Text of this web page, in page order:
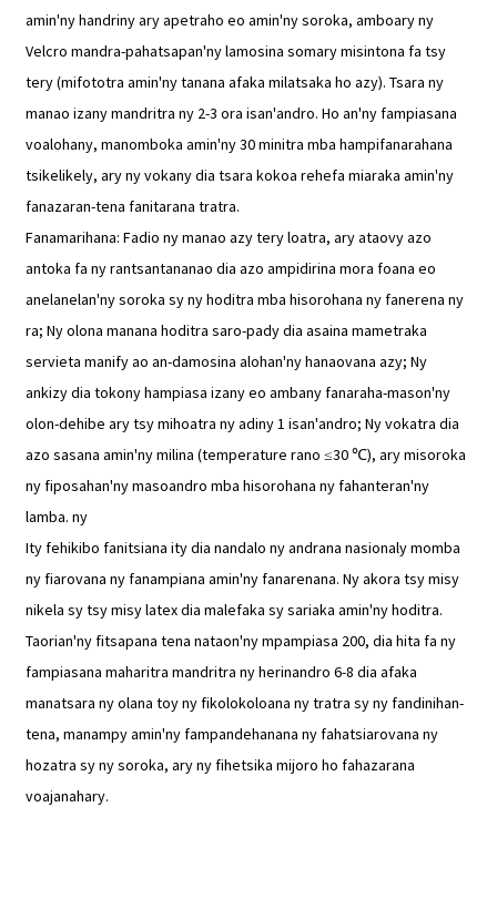
amin'ny handriny ary apetraho eo amin'ny soroka, amboary ny
Velcro mandra-pahatsapan'ny lamosina somary misintona fa tsy
tery (mifototra amin'ny tanana afaka milatsaka ho azy). Tsara ny
manao izany mandritra ny 2-3 ora isan'andro. Ho an'ny fampiasana
voalohany, manomboka amin'ny 30 minitra mba hampifanarahana
tsikelikely, ary ny vokany dia tsara kokoa rehefa miaraka amin'ny
fanazaran-tena fanitarana tratra.
Fanamarihana: Fadio ny manao azy tery loatra, ary ataovy azo
antoka fa ny rantsantananao dia azo ampidirina mora foana eo
anelanelan'ny soroka sy ny hoditra mba hisorohana ny fanerena ny
ra; Ny olona manana hoditra saro-pady dia asaina mametraka
servieta manify ao an-damosina alohan'ny hanaovana azy; Ny
ankizy dia tokony hampiasa izany eo ambany fanaraha-mason'ny
olon-dehibe ary tsy mihoatra ny adiny 1 isan'andro; Ny vokatra dia
azo sasana amin'ny milina (temperature rano ≤30 ℃), ary misoroka
ny fiposahan'ny masoandro mba hisorohana ny fahanteran'ny
lamba. ny
Ity fehikibo fanitsiana ity dia nandalo ny andrana nasionaly momba
ny fiarovana ny fanampiana amin'ny fanarenana. Ny akora tsy misy
nikela sy tsy misy latex dia malefaka sy sariaka amin'ny hoditra.
Taorian'ny fitsapana tena nataon'ny mpampiasa 200, dia hita fa ny
fampiasana maharitra mandritra ny herinandro 6-8 dia afaka
manatsara ny olana toy ny fikolokoloana ny tratra sy ny fandinihan-
tena, manampy amin'ny fampandehanana ny fahatsiarovana ny
hozatra sy ny soroka, ary ny fihetsika mijoro ho fahazarana
voajanahary.